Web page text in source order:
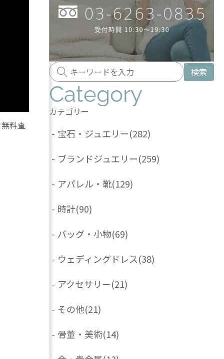
料査
検索
Category
カテゴリー
- 宝石・ジュエリー(282)
- ブランドジュエリー(259)
- アパレル・靴(129)
- 時計(90)
- バッグ・小物(69)
- ウェディングドレス(38)
- アクセサリー(21)
- その他(21)
- 骨董・美術(14)